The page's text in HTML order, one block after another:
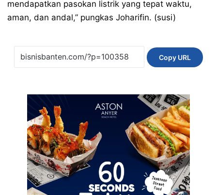
mendapatkan pasokan listrik yang tepat waktu,
aman, dan andal,” pungkas Joharifin. (susi)
Copy URL